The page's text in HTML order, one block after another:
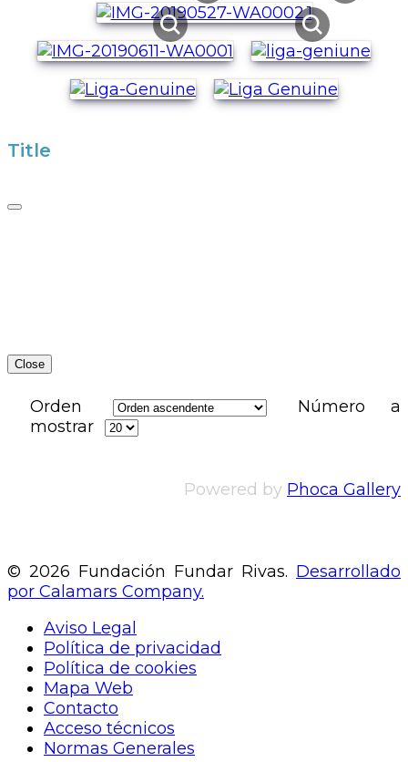
Title
Close
Orden
Número a
mostrar
Powered by Phoca Gallery
© 2026 Fundación Fundar Rivas. Desarrollado
por Calamars Company.
Aviso Legal
Política de privacidad
Política de cookies
Mapa Web
Contacto
Acceso técnicos
Normas Generales